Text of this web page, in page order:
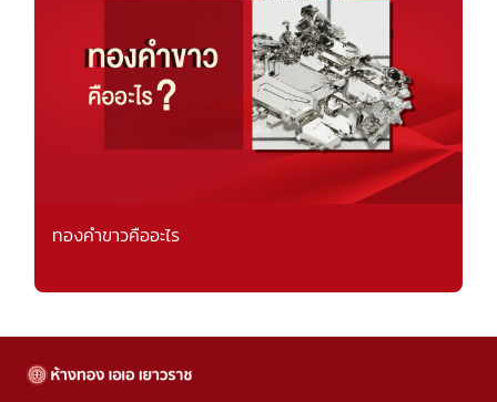
ทองคำขาวคืออะไร